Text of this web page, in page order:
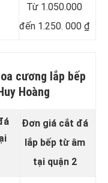
Từ 1.050.000
đến 1.250. 000 ₫
cương lắp bếp
Hoàng
Đơn giá cắt đá
lắp bếp từ âm
tại quận 2